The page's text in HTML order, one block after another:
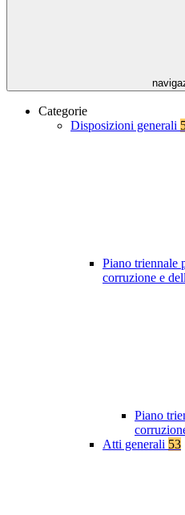
Categorie
Disposizioni generali
Piano triennale
corruzione e
Piano
Atti generali 53